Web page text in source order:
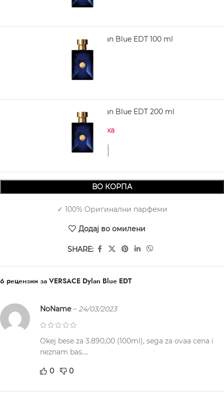
VERSACE Dylan Blue EDT 100 ml
3.990,00
VERSACE Dylan Blue EDT 200 ml
Нема на залиха
ВО КОРПА
✓ 100% Оригинални парфеми
Додај во омилени
SHARE:
6 рецензии за VERSACE Dylan Blue EDT
NoName– 24/03/2023
Okej bese za 3.890,00 (100ml), sega za ovaa cena i
neznam bas….
0 0